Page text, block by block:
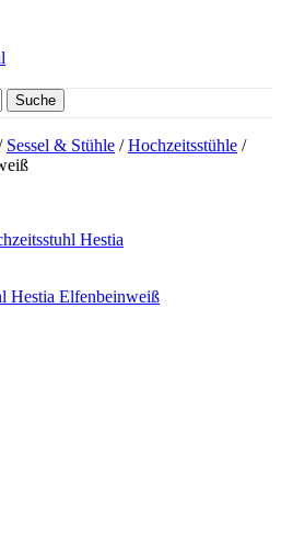
Suche
Sessel & Stühle /Hochzeitsstühle /